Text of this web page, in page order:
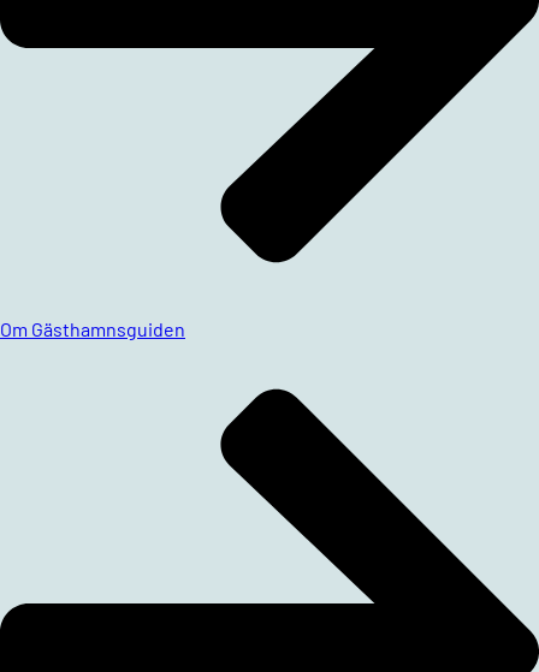
Om Gästhamnsguiden